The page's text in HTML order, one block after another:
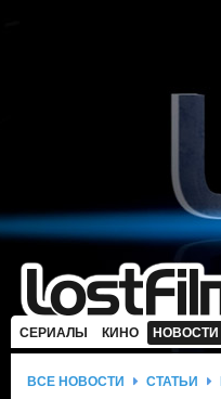
СЕРИАЛЫ КИНО НОВОСТИ
ВСЕ НОВОСТИ СТАТЬИ